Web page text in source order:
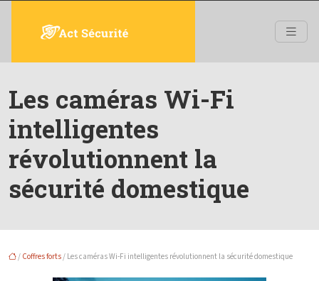
Les caméras Wi-Fi
intelligentes
révolutionnent la
sécurité domestique
/ Coffres forts/ Les caméras Wi-Fi intelligentes révolutionnent la sécurité domestique